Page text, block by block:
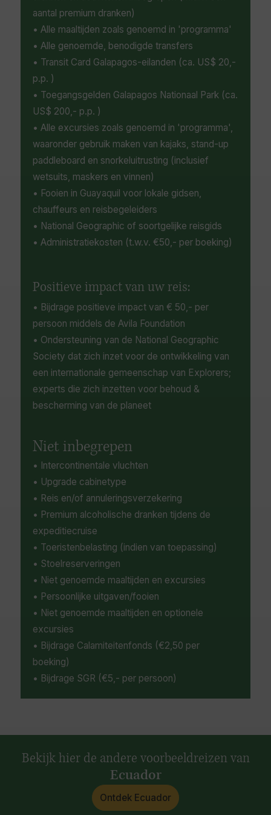
aantal premium dranken)
• Alle maaltijden zoals genoemd in 'programma'
• Alle genoemde, benodigde transfers
• Transit Card Galapagos-eilanden (ca. US$ 20,-
p.p. )
• Toegangsgelden Galapagos Nationaal Park (ca.
US$ 200,- p.p. )
• Alle excursies zoals genoemd in 'programma',
waaronder gebruik maken van kajaks, stand-up
paddleboard en snorkeluitrusting (inclusief
wetsuits, maskers en vinnen)
• Fooien in Guayaquil voor lokale gidsen,
chauffeurs en reisbegeleiders
• National Geographic of soortgelijke reisgids
• Administratiekosten (t.w.v. €50,- per boeking)
Positieve impact van uw reis:
• Bijdrage positieve impact van € 50,- per
persoon middels de Avila Foundation
• Ondersteuning van de National Geographic
Society dat zich inzet voor de ontwikkeling van
een internationale gemeenschap van Explorers;
experts die zich inzetten voor behoud &
bescherming van de planeet
Niet inbegrepen
• Intercontinentale vluchten
• Upgrade cabinetype
• Reis en/of annuleringsverzekering
• Premium alcoholische dranken tijdens de
expeditiecruise
• Toeristenbelasting (indien van toepassing)
• Stoelreserveringen
• Niet genoemde maaltijden en excursies
• Persoonlijke uitgaven/fooien
• Niet genoemde maaltijden en optionele
excursies
• Bijdrage Calamiteitenfonds (€2,50 per
boeking)
• Bijdrage SGR (€5,- per persoon)
Bekijk hier de andere voorbeeldreizen van
Ecuador
Ontdek Ecuador